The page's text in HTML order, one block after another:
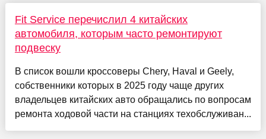
Fit Service перечислил 4 китайских
автомобиля, которым часто ремонтируют
подвеску
В список вошли кроссоверы Chery, Haval и Geely,
собственники которых в 2025 году чаще других
владельцев китайских авто обращались по вопросам
ремонта ходовой части на станциях техобслуживан...